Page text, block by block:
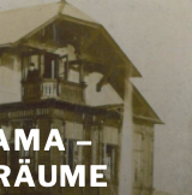
–